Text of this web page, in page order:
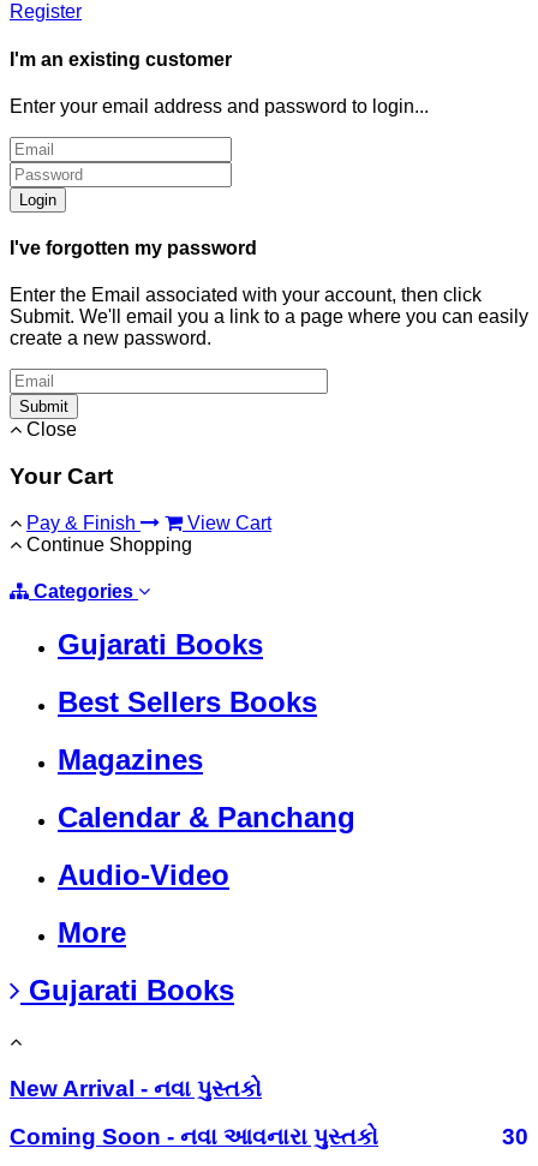
Register
I'm an existing customer
Enter your email address and password to login...
Login
I've forgotten my password
Enter the Email associated with your account, then click
Submit. We'll email you a link to a page where you can easily
create a new password.
Submit
Close
Your Cart
Pay & Finish
View Cart
Continue Shopping
Categories
Gujarati Books
Best Sellers Books
Magazines
Calendar & Panchang
Audio-Video
More
Gujarati Books
New Arrival - નવા પુસ્તકો
Coming Soon - નવા આવનારા પુસ્તકો
30